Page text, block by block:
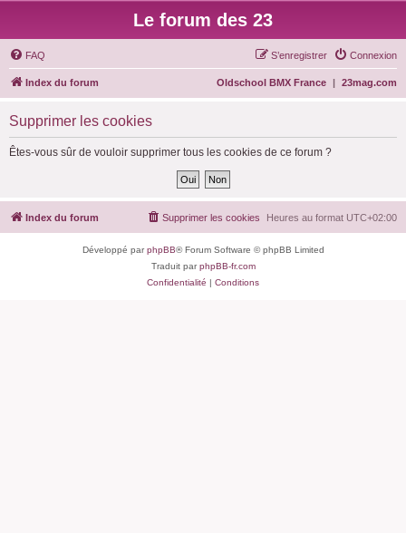
Le forum des 23
FAQ Connexion
S’enregistrer
Index du forum 23mag.com
|
Oldschool BMX France
Supprimer les cookies
Êtes-vous sûr de vouloir supprimer tous les cookies de ce forum ?
Index du forum Heures au format UTC+02:00
Supprimer les cookies
Développé parphpBB® Forum Software © phpBB Limited
Traduit parphpBB-fr.com
Confidentialité | Conditions